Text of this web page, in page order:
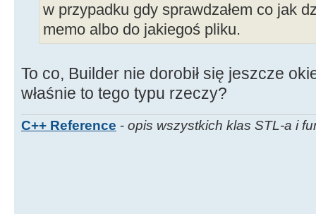
w przypadku gdy sprawdzałem co jak
memo albo do jakiegoś pliku.
To co, Builder nie dorobił się jeszcze
właśnie to tego typu rzeczy?
C++ Reference - opis wszystkich klas STL-a i